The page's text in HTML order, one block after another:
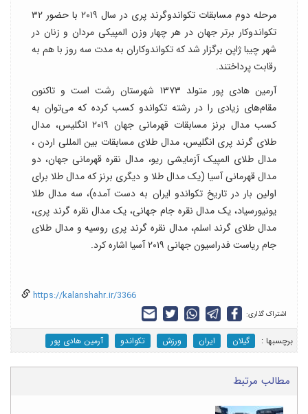
مرحله دوم مسابقات تکواندوگرند پری در سال ۲۰۱۹ با حضور ۳۲
تکواندوکار برتر جهان در هر چهار وزن المپیکی مردان و زنان در
شهر چیبا ژاپن برگزار شد که تکواندوکاران به مدت سه روز با هم به
رقابت پرداختند.
آرمین هادی پور متولد ۱۳۷۳ شهرستان رشت است و تاکنون
مقام‌های زیادی را در رشته تکواندو کسب کرده که می‌توان به
کسب مدال برنز مسابقات قهرمانی جهان ۲۰۱۹ انگلیس، مدال
طلای گرند پری انگلیس، مدال طلای مسابقات بین المللی اردن ،
مدال طلای المپیک آزمایشی ریو، مدال نقره قهرمانی جهان، دو
مدال قهرمانی آسیا (یک مدال طلا و دیگری برنز که مدال طلا برای
اولین بار در تاریخ تکواندو ایران به دست آمده)، سه مدال طلا
یونیورسیاد، یک مدال نقره جام جهانی، یک مدال نقره گرند پری،
مدال طلای گرند اسلم، مدال نقره گرند پری روسیه و مدال طلای
جام ریاست فدراسیون جهانی ۲۰۱۹ آسیا اشاره کرد.
https://kalanshahr.ir/3366
اشتراک گذاری:
برچسب‎ها : گیلان ایران ورزش تکواندو آرمین هادی پور
مطالب مرتبط